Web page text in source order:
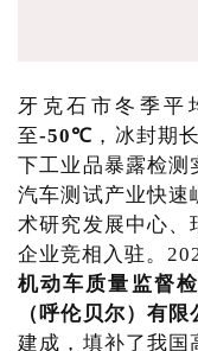
牙克石市冬季平
至-50℃ ，冰封期
下工业品暴露检测
汽车测试产业快速
术研究发展中心、
企业竞相入驻。
机动车质量监督
（呼伦贝尔）有限
建成，填补了我国